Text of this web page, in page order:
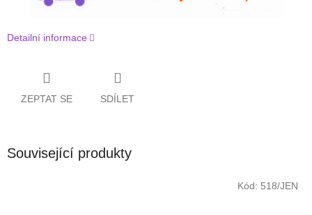
Detailní informace
ZEPTAT SE SDÍLET
Související produkty
Kód: 518/JEN